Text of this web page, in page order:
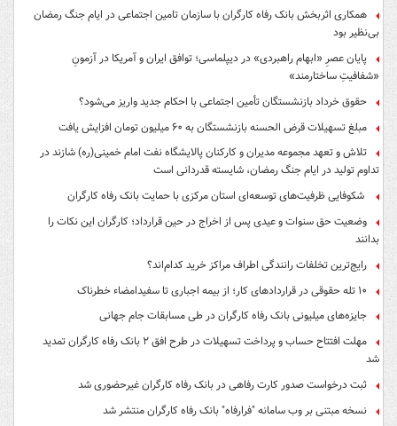
همکاری اثربخش بانک رفاه کارگران با سازمان تامین اجتماعی در ایام جنگ رمضان
بی‌نظیر بود
پایان عصرِ «ابهام راهبردی» در دیپلماسی؛ توافق ایران و آمریکا در آزمونِ
«شفافیتِ ساختارمند»
حقوق خرداد بازنشستگان تأمین اجتماعی با احکام جدید واریز می‌شود؟
مبلغ تسهیلات قرض الحسنه بازنشستگان به ۶۰ میلیون تومان افزایش یافت
تلاش و تعهد مجموعه مدیران و کارکنان پالایشگاه نفت امام خمینی(ره) شازند در
تداوم تولید در ایام جنگ رمضان، شایسته قدردانی است
شکوفایی ظرفیت‌های توسعه‌ای استان مرکزی با حمایت بانک رفاه کارگران
وضعیت حق سنوات و عیدی پس از اخراج در حین قرارداد؛ کارگران این نکات را
بدانند
رایج‌ترین تخلفات رانندگی اطراف مراکز خرید کدام‌اند؟
۱۰ تله حقوقی در قراردادهای کار؛ از بیمه اجباری تا سفیدامضاء خطرناک
جایزه‌های میلیونی بانک رفاه کارگران در طی مسابقات جام جهانی
مهلت افتتاح حساب و پرداخت تسهیلات در طرح افق ۲ بانک رفاه کارگران تمدید
شد
ثبت درخواست صدور کارت رفاهی در بانک رفاه کارگران غیرحضوری شد
نسخه مبتنی بر وب سامانه "فرارفاه" بانک رفاه کارگران منتشر شد